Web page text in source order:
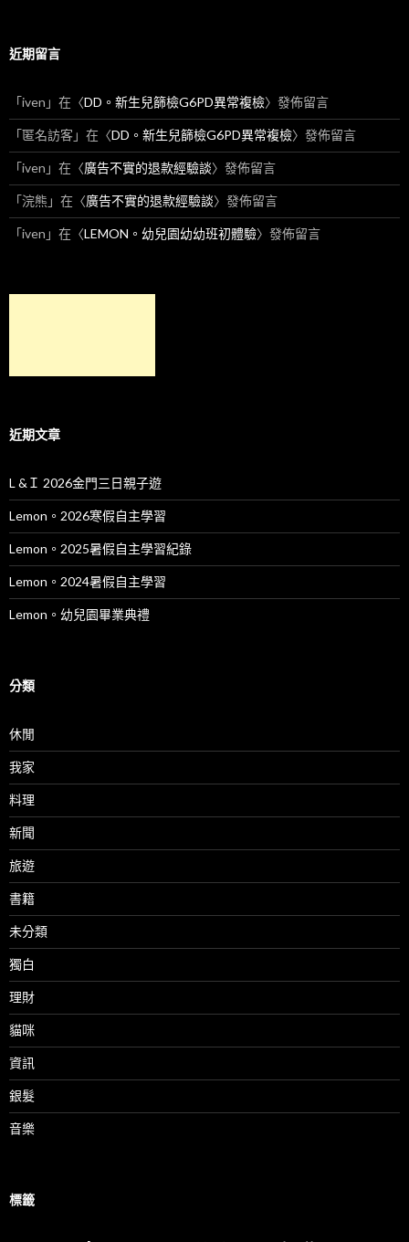
近期留言
「iven 」在〈DD。新生兒篩檢G6PD異常複檢〉發佈留言
「匿名訪客」在〈DD。新生兒篩檢G6PD異常複檢〉發佈留言
「iven 」在〈廣告不實的退款經驗談〉發佈留言
「浣熊 」在〈廣告不實的退款經驗談〉發佈留言
「iven 」在〈LEMON。幼兒園幼幼班初體驗〉發佈留言
近期文章
L &Ｉ 2026金門三日親子遊
Lemon。2026寒假自主學習
Lemon。2025暑假自主學習紀錄
Lemon。2024暑假自主學習
Lemon。幼兒園畢業典禮
分類
休閒
我家
料理
新聞
旅遊
書籍
未分類
獨白
理財
貓咪
資訊
銀髮
音樂
標籤